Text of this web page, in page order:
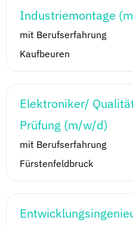
Industriemontage
mit Berufserfahrung
Kaufbeuren
Elektroniker/
Prüfung (m/w/d)
mit Berufserfahrung
Fürstenfeldbruck